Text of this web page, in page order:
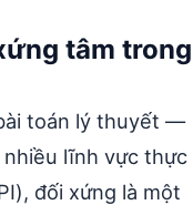
tâm trong
toán lý thuyết —
lĩnh vực thực
đối xứng là một